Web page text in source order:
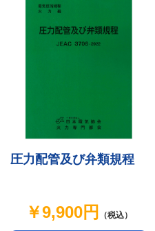
圧力配管及び弁類規程
￥9,900円 （税込）